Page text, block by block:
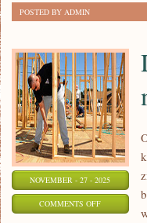
POSTED BY ADMIN
NOVEMBER - 27 - 2025
COMMENTS OFFON